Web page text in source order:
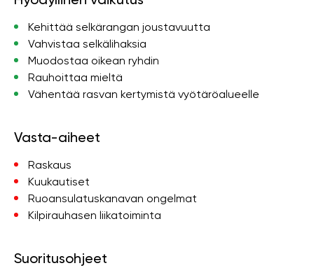
Kehittää selkärangan joustavuutta
Vahvistaa selkälihaksia
Muodostaa oikean ryhdin
Rauhoittaa mieltä
Vähentää rasvan kertymistä vyötäröalueelle
Vasta-aiheet
Raskaus
Kuukautiset
Ruoansulatuskanavan ongelmat
Kilpirauhasen liikatoiminta
Suoritusohjeet